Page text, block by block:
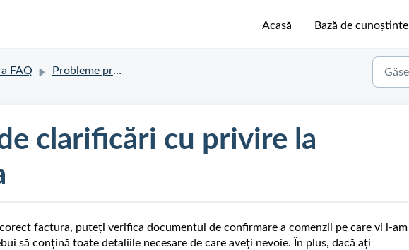
Acasă Bază de cunoștințe
FAQ Probleme privind comanda
clarificări cu privire la
factura, puteți verifica documentul de confirmare a comenzii pe care vi l-am
să conțină toate detaliile necesare de care aveți nevoie. În plus, dacă ați